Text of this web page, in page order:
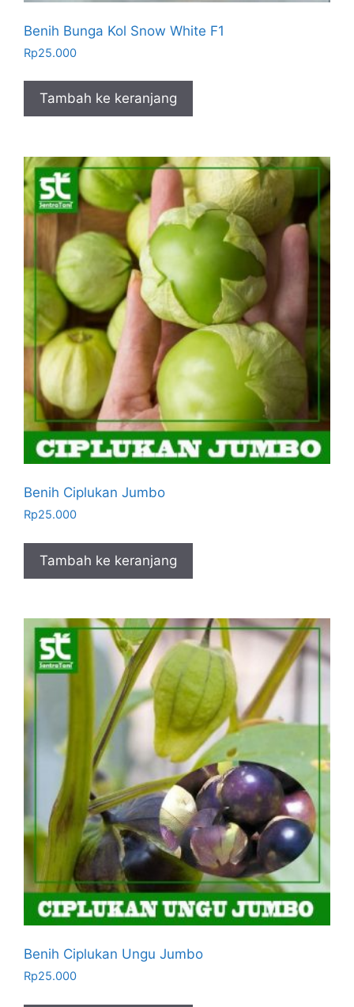
Benih Bunga Kol Snow White F1
Rp25.000
Tambah ke keranjang
Benih Ciplukan Jumbo
Rp25.000
Tambah ke keranjang
Benih Ciplukan Ungu Jumbo
Rp25.000